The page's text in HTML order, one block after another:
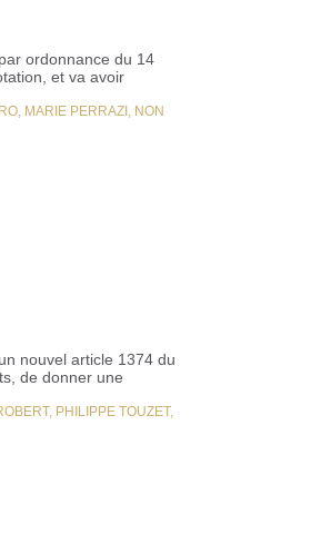
ordonnance du 14
et va avoir
, MARIE PERRAZI , NON
nouvel article 1374 du
de donner une
, PHILIPPE TOUZET,